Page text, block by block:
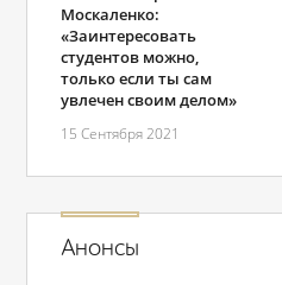
Москаленко:
«Заинтересовать
студентов можно,
только если ты сам
увлечен своим делом»
15 Сентября 2021
Анонсы